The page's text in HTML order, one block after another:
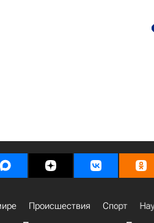
Происшествия Спорт